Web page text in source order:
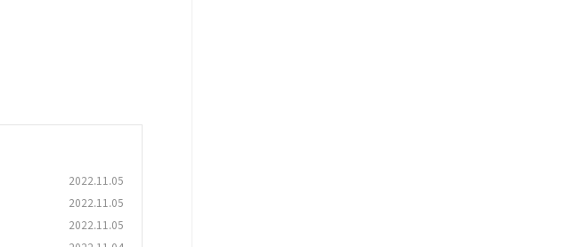
2022.11.05
2022.11.05
2022.11.05